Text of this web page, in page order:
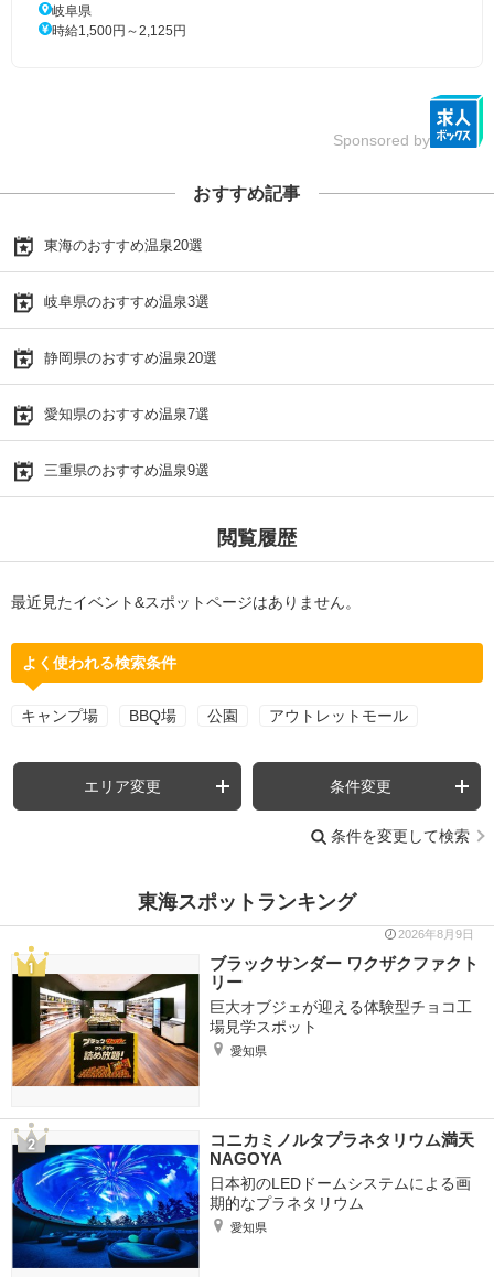
岐阜県
時給1,500円～2,125円
Sponsored by
おすすめ記事
東海のおすすめ温泉20選
岐阜県のおすすめ温泉3選
静岡県のおすすめ温泉20選
愛知県のおすすめ温泉7選
三重県のおすすめ温泉9選
閲覧履歴
最近見たイベント&スポットページはありません。
よく使われる検索条件
キャンプ場 BBQ場 公園 アウトレットモール
エリア変更 条件変更
条件を変更して検索
東海スポットランキング
2026年8月9日
ブラックサンダー ワクザクファクト
リー
巨大オブジェが迎える体験型チョコ工
場見学スポット
愛知県
コニカミノルタプラネタリウム満天
NAGOYA
日本初のLEDドームシステムによる画
期的なプラネタリウム
愛知県